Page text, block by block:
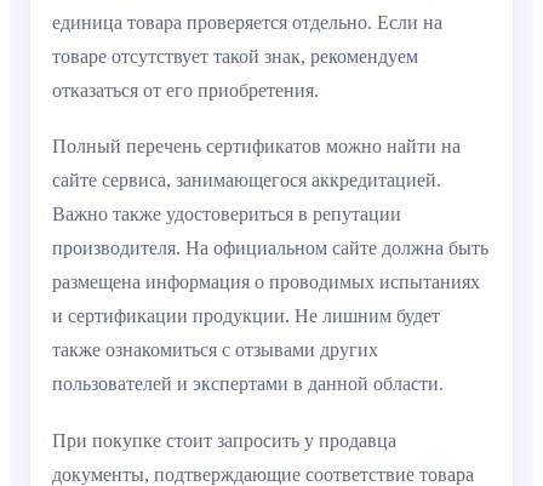
единица товара проверяется отдельно. Если на
товаре отсутствует такой знак, рекомендуем
отказаться от его приобретения.
Полный перечень сертификатов можно найти на
сайте сервиса, занимающегося аккредитацией.
Важно также удостовериться в репутации
производителя. На официальном сайте должна быть
размещена информация о проводимых испытаниях
и сертификации продукции. Не лишним будет
также ознакомиться с отзывами других
пользователей и экспертами в данной области.
При покупке стоит запросить у продавца
документы, подтверждающие соответствие товара